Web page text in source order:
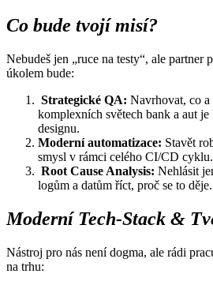
Co bude tvojí misí?
Nebudeš jen „ruce na testy“, ale partner
úkolem bude:
Strategické QA: Navrhovat, co a
komplexních světech bank a aut
designu.
Moderní automatizace: Stavět
smysl v rámci celého CI/CD cyklu.
Root Cause Analysis: Nehlásit
logům a datům říct, proč se to děje.
Moderní Tech-Stack &
Nástroj pro nás není dogma, ale rádi
na trhu: